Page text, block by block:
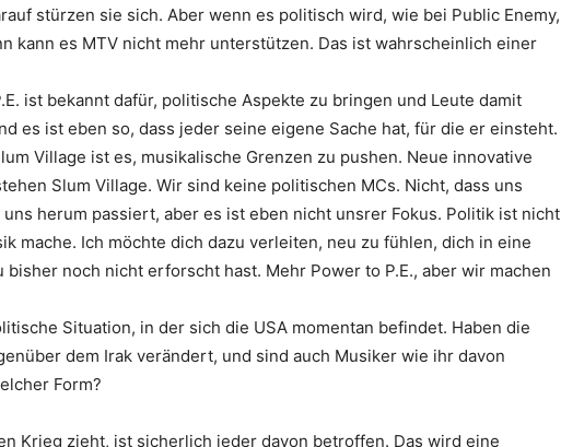
stürzen sie sich. Aber wenn es politisch wird, wie bei Public Enemy,
kann es MTV nicht mehr unterstützen. Das ist wahrscheinlich einer
ist bekannt dafür, politische Aspekte zu bringen und Leute damit
es ist eben so, dass jeder seine eigene Sache hat, für die er einsteht.
Village ist es, musikalische Grenzen zu pushen. Neue innovative
Slum Village. Wir sind keine politischen MCs. Nicht, dass uns
herum passiert, aber es ist eben nicht unsrer Fokus. Politik ist nicht
mache. Ich möchte dich dazu verleiten, neu zu fühlen, dich in eine
bisher noch nicht erforscht hast. Mehr Power to P.E., aber wir machen
Situation, in der sich die USA momentan befindet. Haben die
dem Irak verändert, und sind auch Musiker wie ihr davon
Form?
Krieg zieht, ist sicherlich jeder davon betroffen. Das wird eine